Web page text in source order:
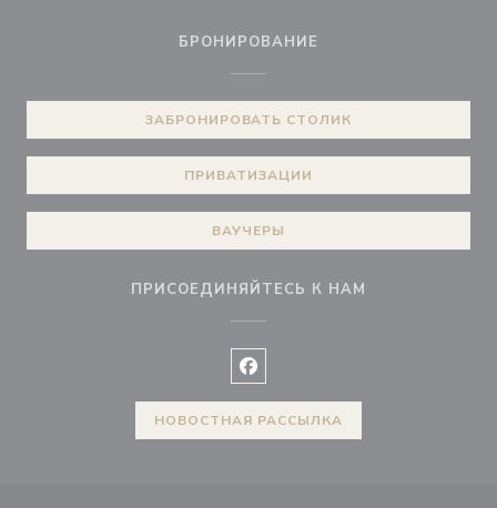
БРОНИРОВАНИЕ
ЗАБРОНИРОВАТЬ СТОЛИК
ПРИВАТИЗАЦИИ
ВАУЧЕРЫ
ПРИСОЕДИНЯЙТЕСЬ К НАМ
Facebook ((открывается в
НОВОСТНАЯ РАССЫЛКА